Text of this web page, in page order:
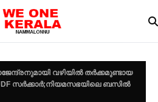
വഴിയിൽ തർക്കമുണ്ടായ
സർക്കാർ;നിയമസഭയിലെ ബസിൽ